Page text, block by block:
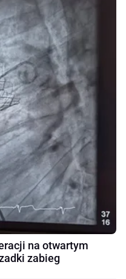
na otwartym
zabieg